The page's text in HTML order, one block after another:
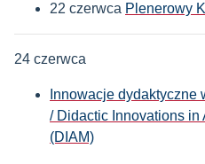
22 czerwca Plenerowy
24 czerwca
Innowacje dydaktyczne
/ Didactic Innovations in
(DIAM)